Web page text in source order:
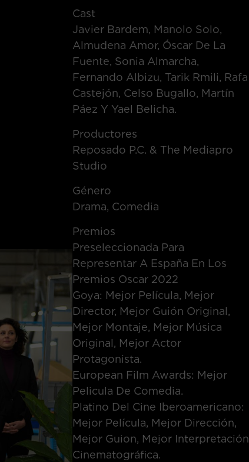
Cast
Javier Bardem, Manolo Solo,
Almudena Amor, Óscar De La
Fuente, Sonia Almarcha,
Fernando Albizu, Tarik Rmili, Rafa
Castejón, Celso Bugallo, Martín
Páez Y Yael Belicha.
Productores
Reposado P.C. & The Mediapro
Studio
Género
Drama, Comedia
Premios
Preseleccionada Para
Representar A España En Los
Premios Oscar 2022
Goya: Mejor Película, Mejor
Director, Mejor Guión Original,
Mejor Montaje, Mejor Música
Original, Mejor Actor
Protagonista.
European Film Awards: Mejor
Pelicula De Comedia.
Platino Del Cine Iberoamericano:
Mejor Película, Mejor Dirección,
Mejor Guion, Mejor Interpretación
Cinematográfica.